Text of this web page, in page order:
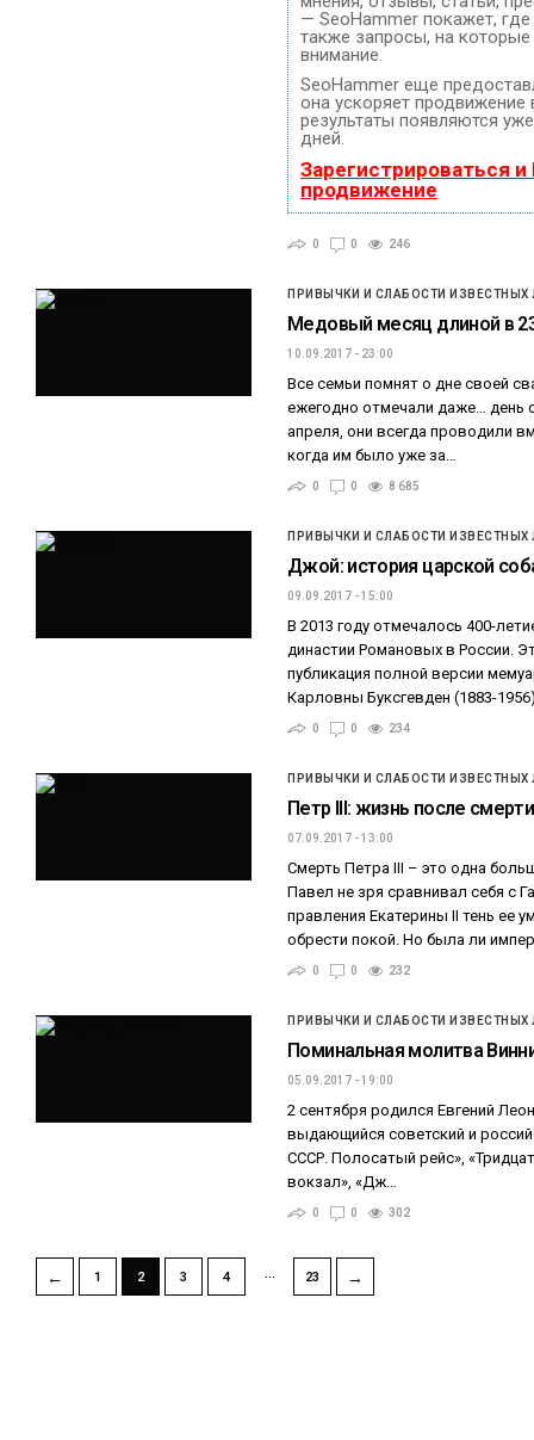
— SeoHammer покажет,
также запросы, на
внимание.
SeoHammer еще
она ускоряет продвижение
результаты появляются
дней.
Зарегистрироваться и
продвижение
0 0 246
ПРИВЫЧКИ И СЛАБОСТИ
Медовый месяц длиной в
10.09.2017 - 23:00
Все семьи помнят о дне своей
ежегодно отмечали даже… день
апреля, они всегда проводили
когда им было уже за…
0 0 8 685
ПРИВЫЧКИ И СЛАБОСТИ
Джой: история царской
09.09.2017 - 15:00
В 2013 году отмечалось 400-
династии Романовых в России.
публикация полной версии
Карловны Буксгевден (1883-
0 0 234
ПРИВЫЧКИ И СЛАБОСТИ
Петр III: жизнь после смерти
07.09.2017 - 13:00
Смерть Петра III – это одна
Павел не зря сравнивал себя с
правления Екатерины II тень ее
обрести покой. Но была ли
0 0 232
ПРИВЫЧКИ И СЛАБОСТИ
Поминальная молитва
05.09.2017 - 19:00
2 сентября родился Евгений
выдающийся советский и
СССР. Полосатый рейс»,
вокзал», «Дж…
0 0 302
← 1 2 3 4 … 23 →